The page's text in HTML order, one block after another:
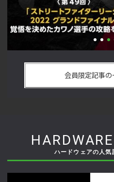
悟を決めたカワノ選手の攻略を
格闘ゲーマーのゲンバから！ 第
会員限定記事
ハードウェアの人気